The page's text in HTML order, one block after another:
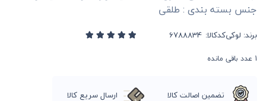
جنس بسته بندی : طلقی
برند: لوکیکدکالا:
1 عدد باقی مانده
تضمین اصالت کالا
ارسال سریع کالا